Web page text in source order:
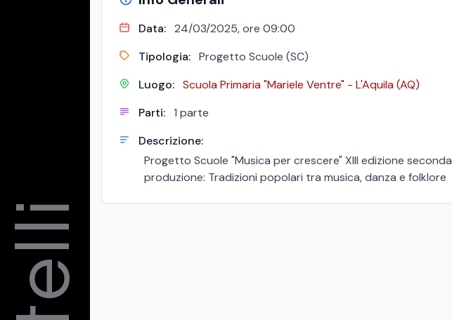
Data: 24/03/2025, ore 09:00
Tipologia: Progetto Scuole (SC)
Luogo: Scuola Primaria "Mariele Ventre" - L'Aquila (AQ)
Parti: 1 parte
Descrizione:
Progetto Scuole "Musica per crescere" XIII edizione seconda
produzione: Tradizioni popolari tra musica, danza e folklore